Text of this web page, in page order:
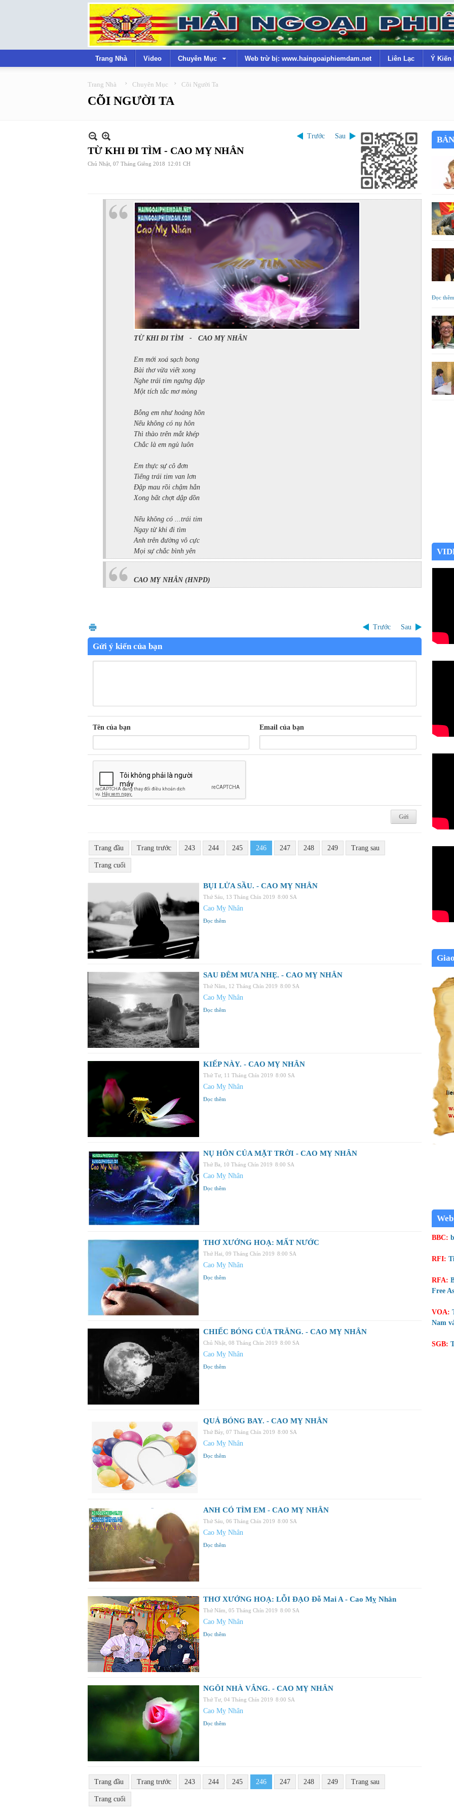
Trang Nhà Video Chuyên Mục Web trừ bị: www.haingoaiphiemdam.net Liên Lạc Ý Kiến
Trang Nhà › Chuyên Mục › Cõi Người Ta
CÕI NGƯỜI TA
Trước Sau
TỪ KHI ĐI TÌM - CAO MỴ NHÂN
Chủ Nhật, 07 Tháng Giêng 2018 12:01 CH
TỪ KHI ĐI TÌM - CAO MỴ NHÂN
Em mới xoá sạch bong
Bài thơ vừa viết xong
Nghe trái tim ngưng đập
Một tích tắc mơ mòng
Bỗng em như hoảng hồn
Nếu không có nụ hôn
Thì thào trên mắt khép
Chắc là em ngủ luôn
Em thực sự cô đơn
Tiếng trái tim van lơn
Đập mau rồi chậm hẳn
Xong bất chợt dập dồn
Nếu không có ...trái tim
Ngay từ khi đi tìm
Anh trên đường vô cực
Mọi sự chắc bình yên
CAO MỴ NHÂN(HNPD)
Trước Sau
Gửi ý kiến của bạn
Tên của bạn Email của bạn
Trang đầu Trang trước 243 244 245 246 247 248 249 Trang sau
Trang cuối
BỤI LỬA SẦU. - CAO MỴ NHÂN
Thứ Sáu, 13 Tháng Chín 2019 8:00 SA
Cao Mỵ Nhân
Đọc thêm
SAU ĐÊM MƯA NHẸ. - CAO MỴ NHÂN
Thứ Năm, 12 Tháng Chín 2019 8:00 SA
Cao Mỵ Nhân
Đọc thêm
KIẾP NÀY. - CAO MỴ NHÂN
Thứ Tư, 11 Tháng Chín 2019 8:00 SA
Cao Mỵ Nhân
Đọc thêm
NỤ HÔN CỦA MẶT TRỜI - CAO MỴ NHÂN
Thứ Ba, 10 Tháng Chín 2019 8:00 SA
Cao Mỵ Nhân
Đọc thêm
THƠ XƯỚNG HOẠ: MẤT NƯỚC
Thứ Hai, 09 Tháng Chín 2019 8:00 SA
Cao Mỵ Nhân
Đọc thêm
CHIẾC BÓNG CỦA TRĂNG. - CAO MỴ NHÂN
Chủ Nhật, 08 Tháng Chín 2019 8:00 SA
Cao Mỵ Nhân
Đọc thêm
QUẢ BÓNG BAY. - CAO MỴ NHÂN
Thứ Bảy, 07 Tháng Chín 2019 8:00 SA
Cao Mỵ Nhân
Đọc thêm
ANH CÓ TÌM EM - CAO MỴ NHÂN
Thứ Sáu, 06 Tháng Chín 2019 8:00 SA
Cao Mỵ Nhân
Đọc thêm
THƠ XƯỚNG HOẠ: LỖI ĐẠO Đỗ Mai A - Cao Mỵ Nhân
Thứ Năm, 05 Tháng Chín 2019 8:00 SA
Cao Mỵ Nhân
Đọc thêm
NGÔI NHÀ VẮNG. - CAO MỴ NHÂN
Thứ Tư, 04 Tháng Chín 2019 8:00 SA
Cao Mỵ Nhân
Đọc thêm
Trang đầu Trang trước 243 244 245 246 247 248 249 Trang sau
Trang cuối
Đọc thêm
BBC:
RFI:
RFA:
Free
VOA:
Nam
SGB: